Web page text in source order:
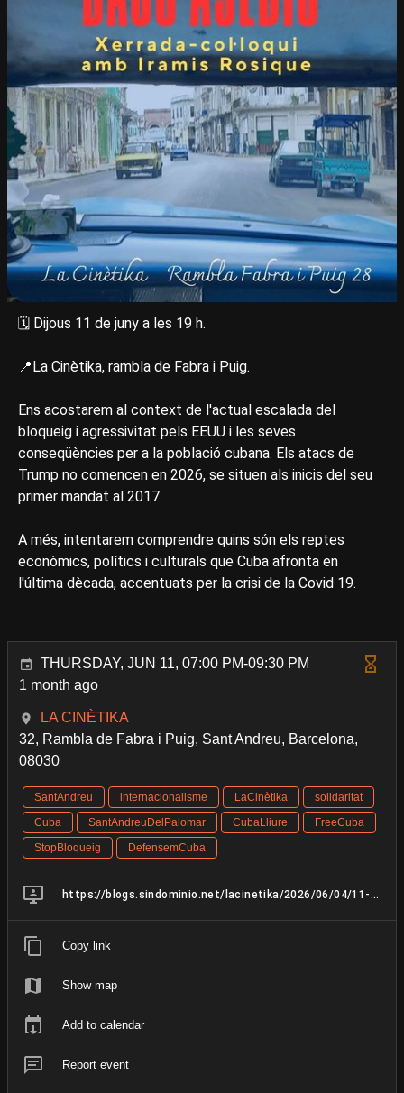
🗓️ Dijous 11 de juny a les 19 h.
📍La Cinètika, rambla de Fabra i Puig.
Ens acostarem al context de l'actual escalada del
bloqueig i agressivitat pels EEUU i les seves
conseqüències per a la població cubana. Els atacs de
Trump no comencen en 2026, se situen als inicis del seu
primer mandat al 2017.
A més, intentarem comprendre quins són els reptes
econòmics, polítics i culturals que Cuba afronta en
l'última dècada, accentuats per la crisi de la Covid 19.
THURSDAY, JUN 11, 07:00 PM-09:30 PM
1 month ago
LA CINÈTIKA
32, Rambla de Fabra i Puig, Sant Andreu, Barcelona,
08030
SantAndreu internacionalisme LaCinètika
solidaritat
Cuba
SantAndreuDelPalomar CubaLliure
FreeCuba
StopBloqueig
DefensemCuba
https://blogs.sindominio.net/lacinetika/2026/06/04/11-06-26-xerrada-col-loqui-cuba-sota-asetjament-amb-iramis-rosique/
Copy link
Show map
Add to calendar
Report event